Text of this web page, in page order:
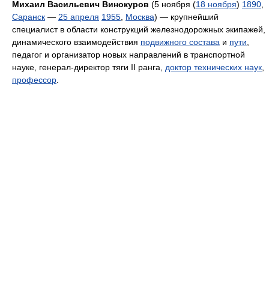
Михаил Васильевич Винокуров (5 ноября (18 ноября) 1890
Саранск — 25 апреля 1955 Москва) — крупнейший
специалист в области конструкций железнодорожных экипажей,
динамического взаимодействия подвижного состава и пути
педагог и организатор новых направлений в транспортной
науке, генерал-директор тяги II ранга, доктор технических наук
профессор